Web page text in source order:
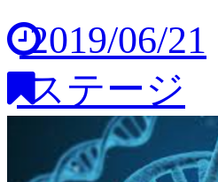
2019/06/21
ステージ